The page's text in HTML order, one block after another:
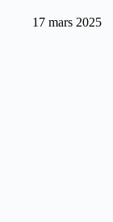
17 mars 2025